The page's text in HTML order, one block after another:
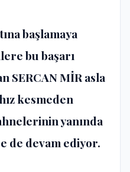
başlamaya
bu başarı
SERCAN MİRasla
kesmeden
yanında
de devam ediyor.